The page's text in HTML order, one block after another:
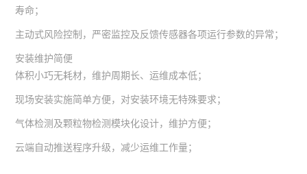
寿命；
主动式风险控制，严密监控及反馈传感器各项运行参数的异常；
安装维护简便
体积小巧无耗材，维护周期长、运维成本低；
现场安装实施简单方便，对安装环境无特殊要求；
气体检测及颗粒物检测模块化设计，维护方便；
云端自动推送程序升级，减少运维工作量；